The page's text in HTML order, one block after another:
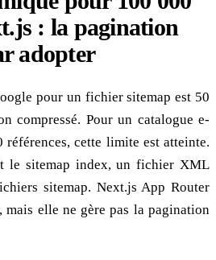
: la pagination
adopter
pour un fichier sitemap est 50
compressé. Pour un catalogue e-
références, cette limite est atteinte.
le sitemap index, un fichier XML
sitemap. Next.js App Router
elle ne gère pas la pagination